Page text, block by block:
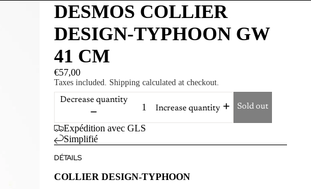
DESMOS COLLIER
DESIGN-TYPHOON GW
41 CM
€57,00
Taxes included. Shipping calculated at checkout.
Decrease quantity
Increase quantity
Sold out
Expédition avec GLS
Simplifié
DÉTAILS
COLLIER DESIGN-TYPHOON